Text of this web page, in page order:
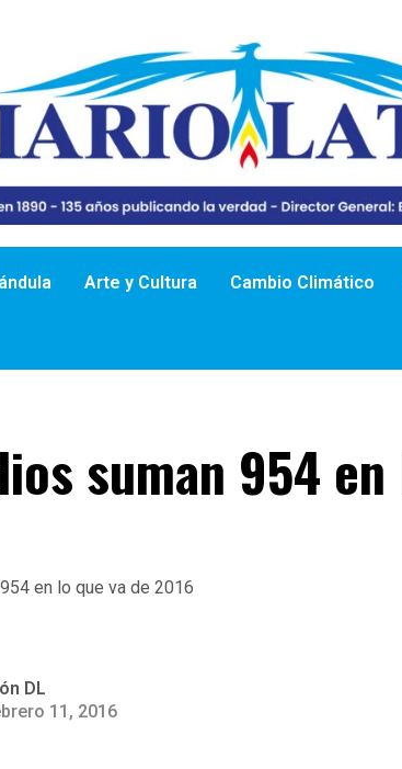
Arte y Cultura Cambio Climático
suman 954
DL
11, 2016